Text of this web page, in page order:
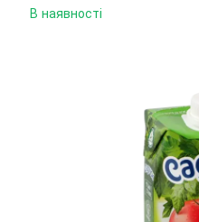
В наявності